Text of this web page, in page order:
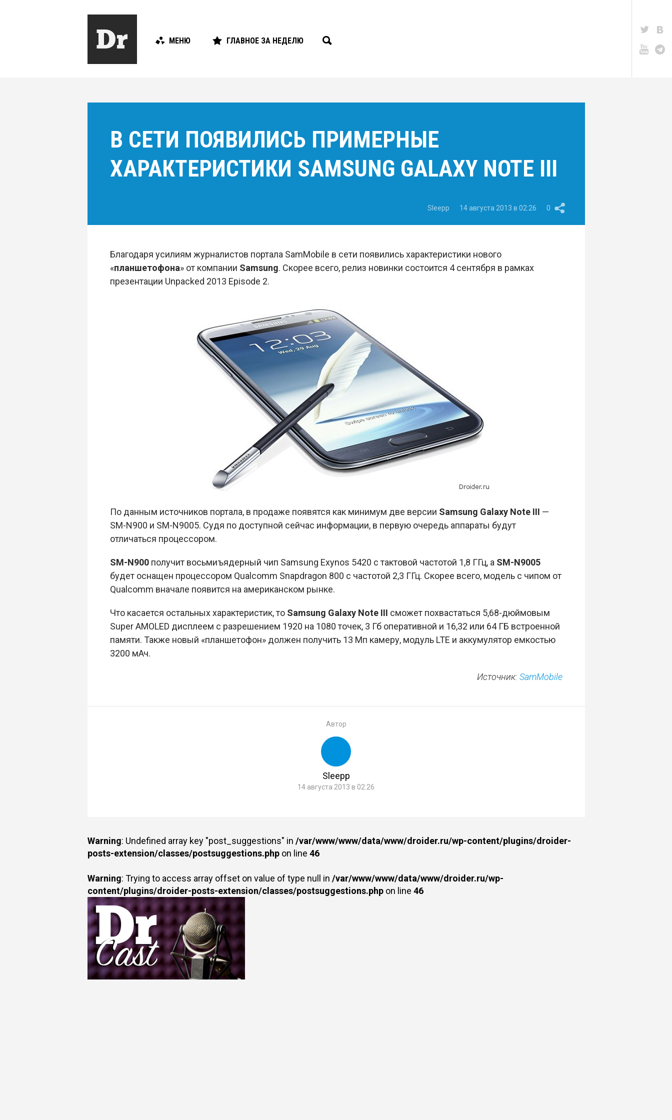
МЕНЮ ГЛАВНОЕ ЗА НЕДЕЛЮ
В СЕТИ ПОЯВИЛИСЬ ПРИМЕРНЫЕ
ХАРАКТЕРИСТИКИ SAMSUNG GALAXY NOTE III
Sleepp 14 августа 2013 в 02:26 0
Благодаря усилиям журналистов портала SamMobile в сети появились характеристики нового
«планшетофона» от компании Samsung. Скорее всего, релиз новинки состоится 4 сентября в рамках
презентации Unpacked 2013 Episode 2.
По данным источников портала, в продаже появятся как минимум две версии Samsung Galaxy Note III —
SM-N900 и SM-N9005. Судя по доступной сейчас информации, в первую очередь аппараты будут
отличаться процессором.
SM-N900получит восьмиъядерный чип Samsung Exynos 5420 с тактовой частотой 1,8 ГГц, а SM-N9005
будет оснащен процессором Qualcomm Snapdragon 800 с частотой 2,3 ГГц. Скорее всего, модель с чипом от
Qualcomm вначале появится на американском рынке.
Что касается остальных характеристик, то Samsung Galaxy Note III сможет похвастаться 5,68-дюймовым
Super AMOLED дисплеем с разрешением 1920 на 1080 точек, 3 Гб оперативной и 16,32 или 64 ГБ встроенной
памяти. Также новый «планшетофон» должен получить 13 Мп камеру, модуль LTE и аккумулятор емкостью
3200 мАч.
Источник: SamMobile
Автор
Sleepp
14 августа 2013 в 02:26
Warning: Undefined array key "post_suggestions" in /var/www/www/data/www/droider.ru/wp-content/plugins/droider-
posts-extension/classes/postsuggestions.phpon line 46
Warning: Trying to access array offset on value of type null in /var/www/www/data/www/droider.ru/wp-
content/plugins/droider-posts-extension/classes/postsuggestions.phpon line 46